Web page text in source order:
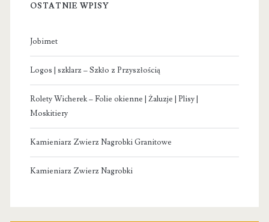
OSTATNIE WPISY
Jobimet
Logos | szklarz – Szkło z Przyszłością
Rolety Wicherek – Folie okienne | Żaluzje | Plisy |
Moskitiery
Kamieniarz Zwierz Nagrobki Granitowe
Kamieniarz Zwierz Nagrobki